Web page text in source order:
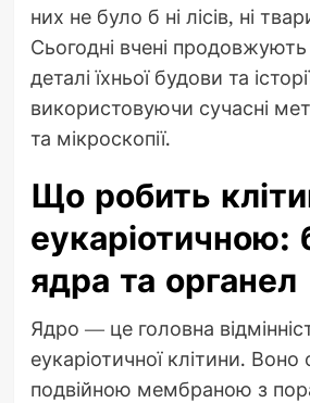
них не було б ні лісів, ні
Сьогодні вчені
деталі їхньої будови та
використовуючи сучасні
та мікроскопії.
Що робить
еукаріотичною:
ядра та органел
Ядро — це головна
еукаріотичної клітини. Воно
подвійною мембраною з